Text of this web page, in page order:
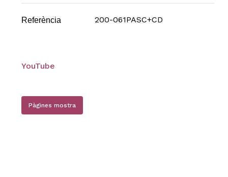
Referència 200-061PASC+CD
YouTube
Pàgines mostra